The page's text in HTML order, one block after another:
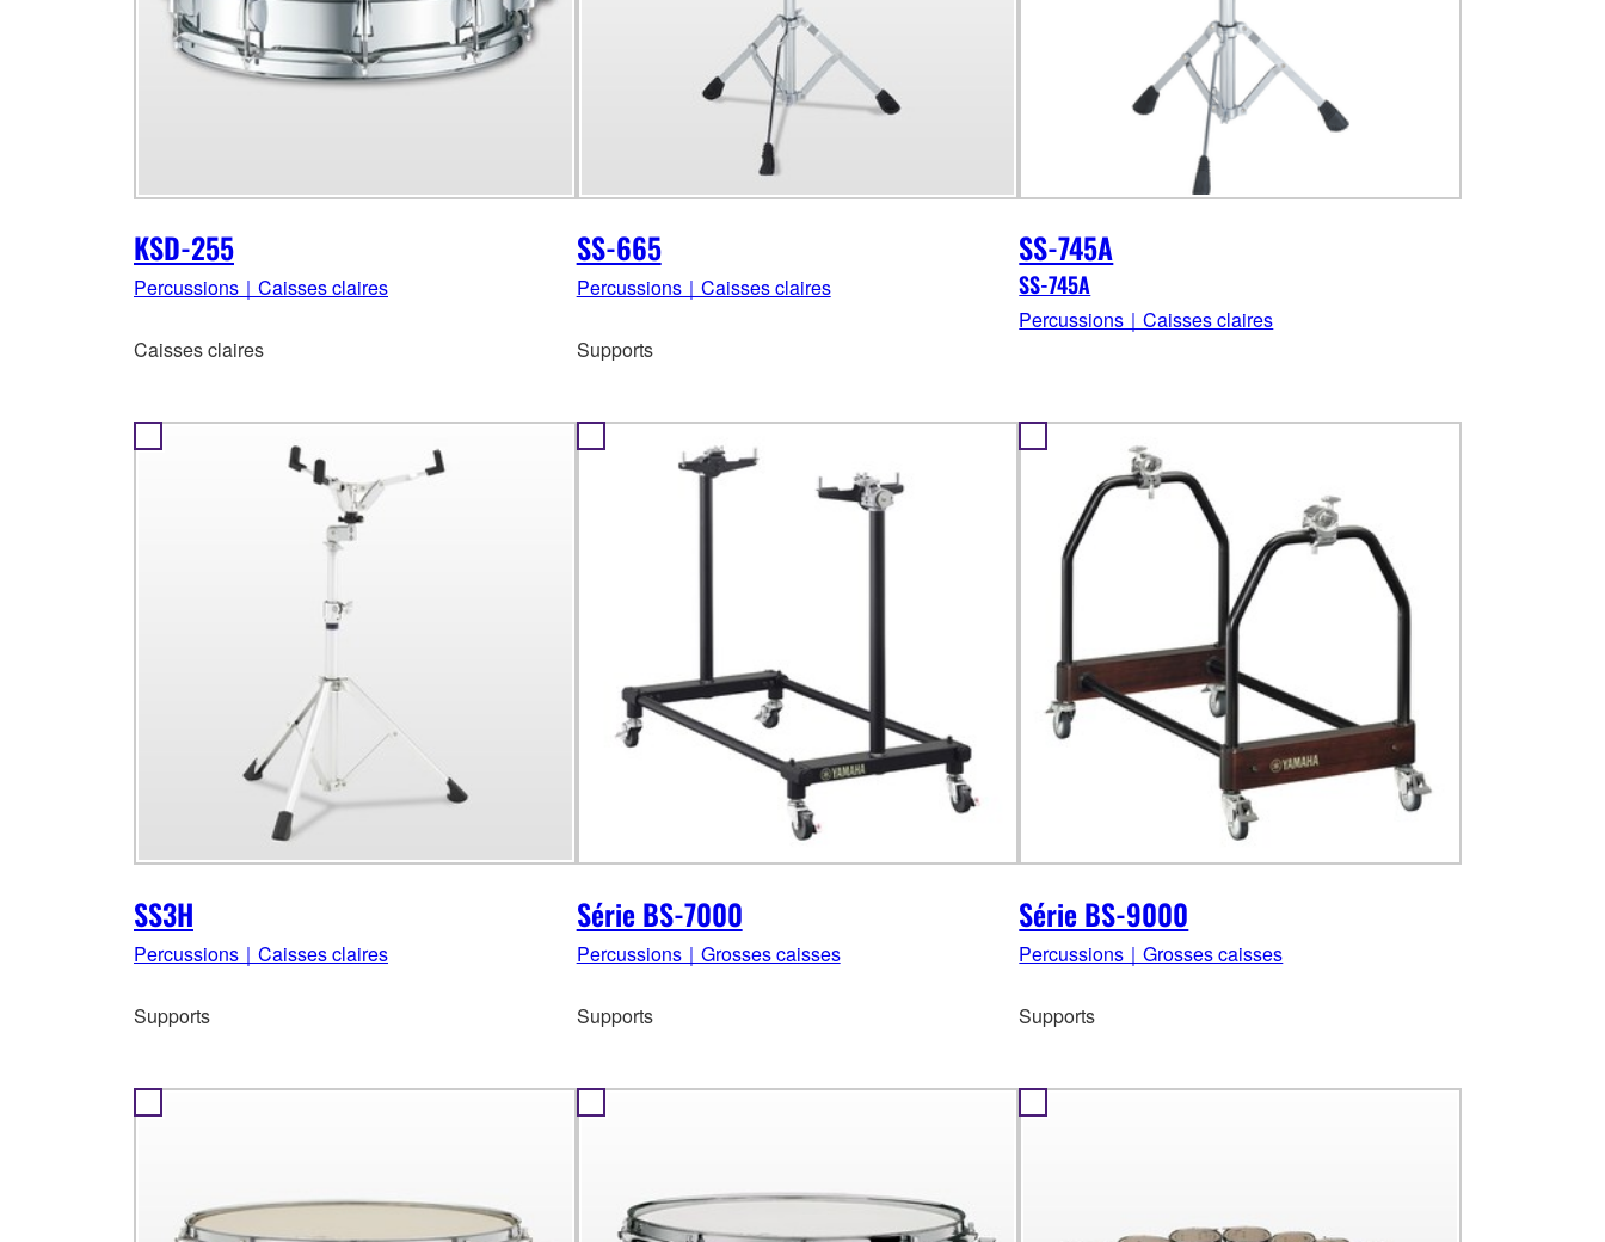
KSD-255
Percussions｜Caisses claires
Caisses claires
SS-665
Percussions｜Caisses claires
Supports
SS-745A
SS-745A
Percussions｜Caisses claires
SS3H
Percussions｜Caisses claires
Supports
Série BS-7000
Percussions｜Grosses caisses
Supports
Série BS-9000
Percussions｜Grosses caisses
Supports